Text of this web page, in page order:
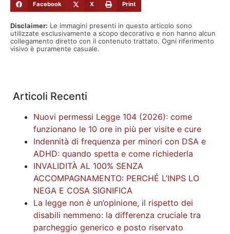
Facebook X Print
Disclaimer: Le immagini presenti in questo articolo sono
utilizzate esclusivamente a scopo decorativo e non hanno alcun
collegamento diretto con il contenuto trattato. Ogni riferimento
visivo è puramente casuale.
Articoli Recenti
Nuovi permessi Legge 104 (2026): come
funzionano le 10 ore in più per visite e cure
Indennità di frequenza per minori con DSA e
ADHD: quando spetta e come richiederla
INVALIDITÀ AL 100% SENZA
ACCOMPAGNAMENTO: PERCHÉ L’INPS LO
NEGA E COSA SIGNIFICA
La legge non è un’opinione, il rispetto dei
disabili nemmeno: la differenza cruciale tra
parcheggio generico e posto riservato